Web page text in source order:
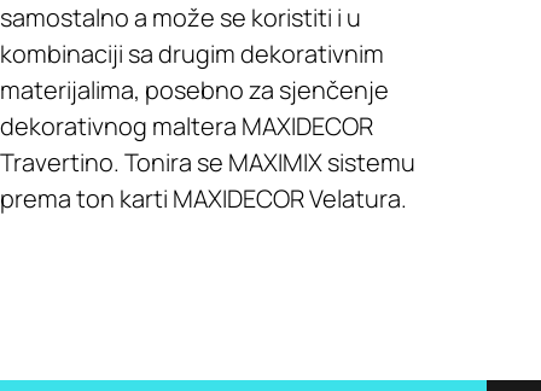
samostalno a može se koristiti i u
kombinaciji sa drugim dekorativnim
materijalima, posebno za sjenčenje
dekorativnog maltera MAXIDECOR
Travertino. Tonira se MAXIMIX sistemu
prema ton karti MAXIDECOR Velatura.